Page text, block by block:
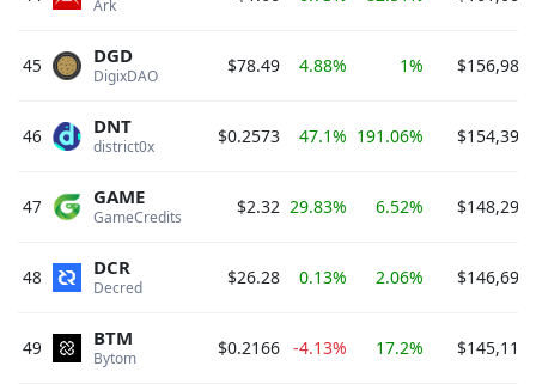
Ark
45 DigixDAO
DGD $78.49 4.88% 1%
46 district0x
DNT $0.2573 47.1% 191.06%
47 GameCredits
GAME $2.32 29.83% 6.52%
48 Decred
DCR $26.28 0.13% 2.06%
49 Bytom
BTM $0.2166 -4.13% 17.2%